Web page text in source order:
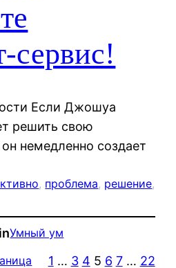
сервис!
Если Джошуа
решить свою
немедленно создает
, проблема, решение
Умный ум
1 … 3 4 5 6 7 … 22